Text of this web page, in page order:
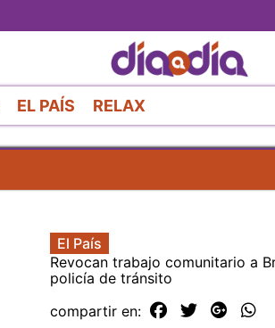
al
contenido
principal
EL PAÍS RELAX
El País
Revocan trabajo comunitario a
policía de tránsito
compartir en: